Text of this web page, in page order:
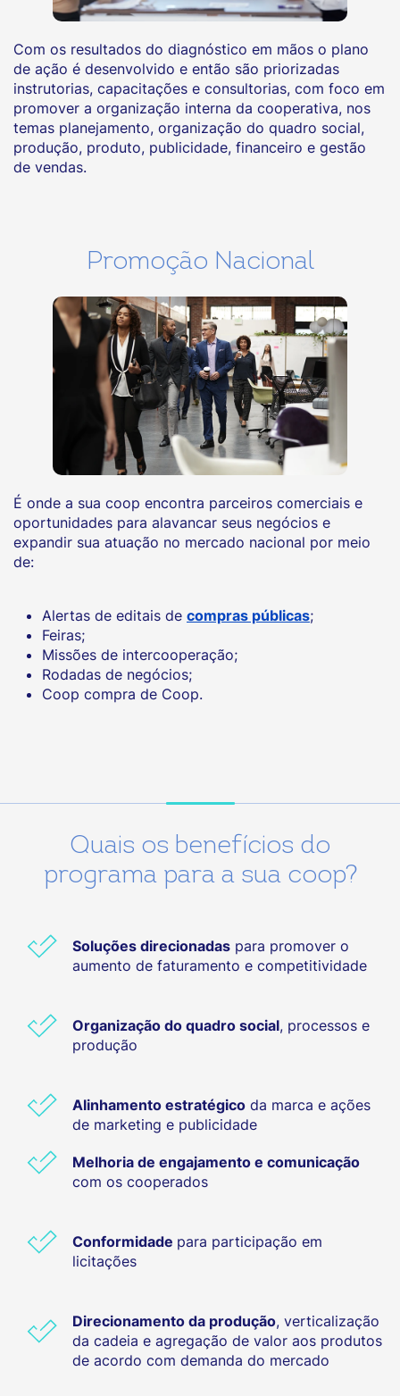
Com os resultados do diagnóstico em mãos o plano
de ação é desenvolvido e então são priorizadas
instrutorias, capacitações e consultorias, com foco em
promover a organização interna da cooperativa, nos
temas planejamento, organização do quadro social,
produção, produto, publicidade, financeiro e gestão
de vendas.
Promoção Nacional
É onde a sua coop encontra parceiros comerciais e
oportunidades para alavancar seus negócios e
expandir sua atuação no mercado nacional por meio
de:
Alertas de editais de compras públicas;
Feiras;
Missões de intercooperação;
Rodadas de negócios;
Coop compra de Coop.
Quais os benefícios do
programa para a sua coop?
Soluções direcionadas para promover o
aumento de faturamento e competitividade
Organização do quadro social, processos e
produção
Alinhamento estratégico da marca e ações
de marketing e publicidade
Melhoria de engajamento e comunicação
com os cooperados
Conformidade para participação em
licitações
Direcionamento da produção, verticalização
da cadeia e agregação de valor aos produtos
de acordo com demanda do mercado